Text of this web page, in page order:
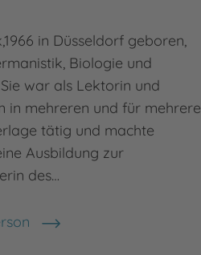
in Düsseldorf geboren,
Biologie und
war als Lektorin und
in mehreren und für mehrere
tätig und machte
Ausbildung zur
des…